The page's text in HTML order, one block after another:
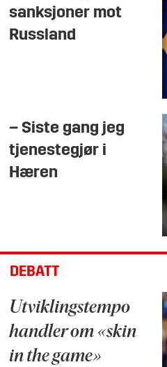
sanksjoner mot
Russland
– Siste gang jeg
tjenestegjør i
Hæren
DEBATT
Utviklingstempo
handler om «skin
in the game»